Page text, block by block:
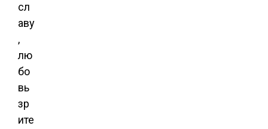
сл
аву
,
лю
бо
вь
зр
ите